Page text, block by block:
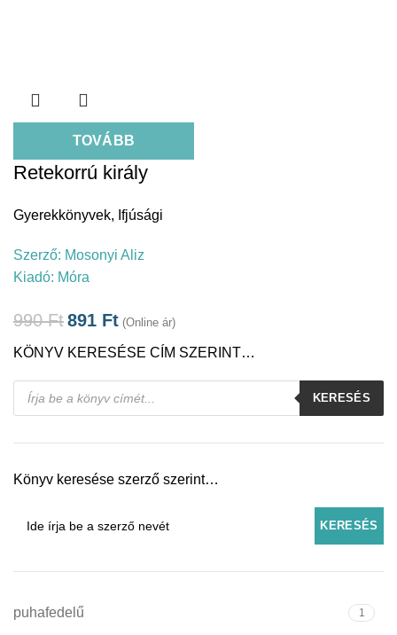
KÖNYV KERESÉSE CÍM SZERINT…
Products
search
KERESÉS
Könyv keresése szerző szerint…
puhafedelű 1
TOVÁBB
Retekorrú király
Gyerekkönyvek, Ifjúsági
Szerző: Mosonyi Aliz
Kiadó: Móra
990Ft891 Ft (Online ár)